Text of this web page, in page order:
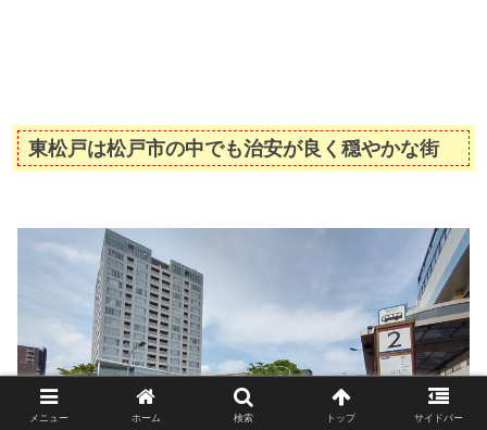
東松戸は松戸市の中でも治安が良く穏やかな街
メニュー ホーム 検索 トップ サイドバー